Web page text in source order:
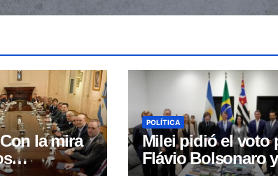
la mira
POLÍTICA
Milei pidió el voto
Flávio Bolsonaro y